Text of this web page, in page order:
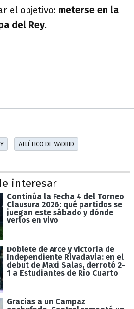
el objetivo: meterse en la
del Rey.
ATLÉTICO DE MADRID
interesar
Continúa la Fecha 4 del Torneo
Clausura 2026: qué partidos se
juegan este sábado y dónde
verlos en vivo
Doblete de Arce y victoria de
Independiente Rivadavia: en el
debut de Maxi Salas, derrotó 2-
1 a Estudiantes de Río Cuarto
Gracias a un Campaz